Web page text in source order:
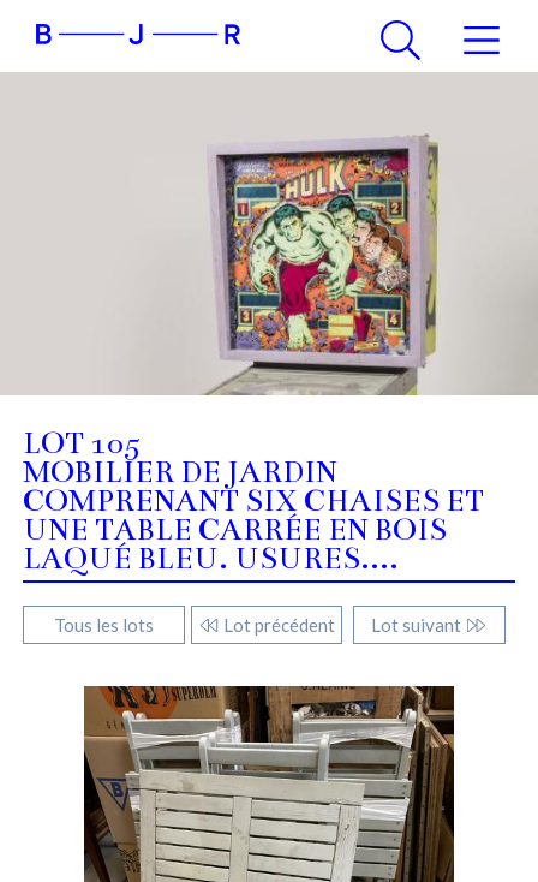
LOT 105
MOBILIER DE JARDIN
COMPRENANT SIX CHAISES ET
UNE TABLE CARRÉE EN BOIS
LAQUÉ BLEU. USURES....
Tous les lots Lot précédent Lot suivant